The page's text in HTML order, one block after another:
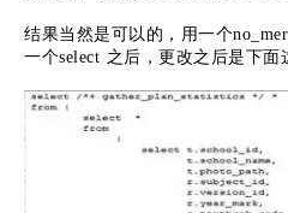
结果当然是可以的，用一个
一个select 之后，更改之后是下面